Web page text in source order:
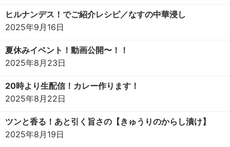
ヒルナンデス！でご紹介レシピ／なすの中華浸し
2025年9月16日
夏休みイベント！動画公開〜！！
2025年8月23日
20時より生配信！カレー作ります！
2025年8月22日
ツンと香る！あと引く旨さの【きゅうりのからし漬け】
2025年8月19日